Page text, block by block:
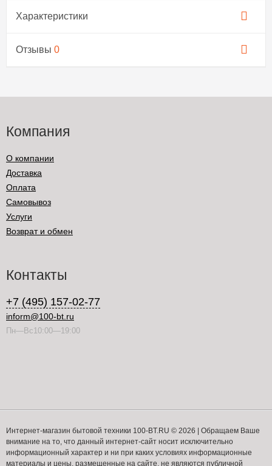
Характеристики
Отзывы 0
Компания
О компании
Доставка
Оплата
Самовывоз
Услуги
Возврат и обмен
Контакты
+7 (495) 157-02-77
inform@100-bt.ru
Пн—Вс10:00—19:00
Интернет-магазин бытовой техники 100-BT.RU © 2026 | Обращаем Ваше
внимание на то, что данный интернет-сайт носит исключительно
информационный характер и ни при каких условиях информационные
материалы и цены, размещенные на сайте, не являются публичной